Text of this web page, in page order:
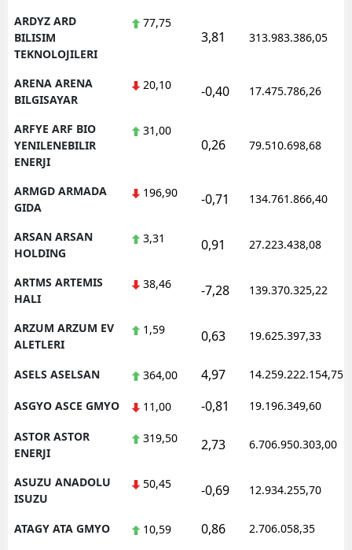
ARDYZ ARD
BILISIM
TEKNOLOJILERI
77,75
3,81 313.983.386,05
ARENA ARENA
BILGISAYAR
20,10 -0,40 17.475.786,26
ARFYE ARF BIO
YENILENEBILIR
ENERJI
31,00
0,26 79.510.698,68
ARMGD ARMADA
GIDA
196,90 -0,71 134.761.866,40
ARSAN ARSAN
HOLDING
3,31 0,91 27.223.438,08
ARTMS ARTEMIS
HALI
38,46 -7,28 139.370.325,22
ARZUM ARZUM EV
ALETLERI
1,59 0,63 19.625.397,33
ASELS ASELSAN 364,00 4,97 14.259.222.154,75
ASGYO ASCE GMYO 11,00 -0,81 19.196.349,60
ASTOR ASTOR
ENERJI
319,50 2,73 6.706.950.303,00
ASUZU ANADOLU
ISUZU
50,45 -0,69 12.934.255,70
ATAGY ATA GMYO 10,59 0,86 2.706.058,35